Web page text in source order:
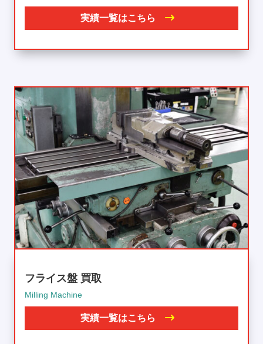
実績一覧はこちら
フライス盤 買取
Milling Machine
実績一覧はこちら